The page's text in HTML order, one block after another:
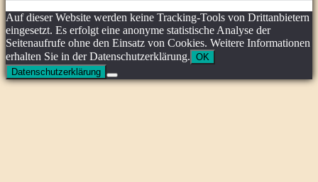
Auf dieser Website werden keine Tracking-Tools von Drittanbietern
eingesetzt. Es erfolgt eine anonyme statistische Analyse der
Seitenaufrufe ohne den Einsatz von Cookies. Weitere Informationen
erhalten Sie in der Datenschutzerklärung. OK
Datenschutzerklärung